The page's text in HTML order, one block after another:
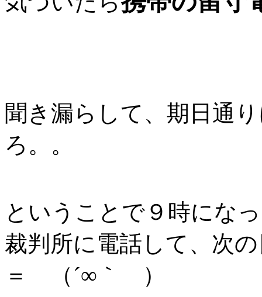
聞き漏らして、期日通
ろ。。
ということで９時にな
裁判所に電話して、次
＝ （´∞｀ ）